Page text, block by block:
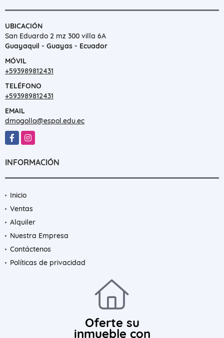
UBICACIÓN
San Eduardo 2 mz 300 villa 6A
Guayaquil - Guayas - Ecuador
MÓVIL
+593989812431
TELÉFONO
+593989812431
EMAIL
dmogollo@espol.edu.ec
FacebookInstagram
INFORMACIÓN
Inicio
Ventas
Alquiler
Nuestra Empresa
Contáctenos
Políticas de privacidad
Oferte su
inmueble con